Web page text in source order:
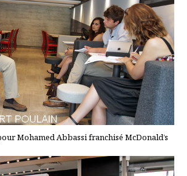
Mohamed Abbassi franchisé McDonald’s